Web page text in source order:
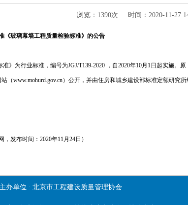
浏览：1390次 时间：2020-11-27
《玻璃幕墙工程质量检验标准》的公告
》为行业标准，编号为JGJ/T139-2020 ，自2020年10月1日起实施。
（www.mohurd.gov.cn）公开，并由住房和城乡建设部标准定额研究
，发布时间：2020年11月24日）
主办单位 : 北京市工程建设质量管理协会